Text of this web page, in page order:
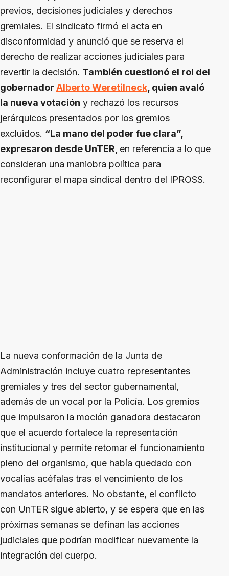
previos, decisiones judiciales y derechos
gremiales. El sindicato firmó el acta en
disconformidad y anunció que se reserva el
derecho de realizar acciones judiciales para
revertir la decisión. También cuestionó el rol del
gobernador Alberto Weretilneck, quien avaló
la nueva votación y rechazó los recursos
jerárquicos presentados por los gremios
excluidos. “La mano del poder fue clara”,
expresaron desde UnTER, en referencia a lo que
consideran una maniobra política para
reconfigurar el mapa sindical dentro del IPROSS.
La nueva conformación de la Junta de
Administración incluye cuatro representantes
gremiales y tres del sector gubernamental,
además de un vocal por la Policía. Los gremios
que impulsaron la moción ganadora destacaron
que el acuerdo fortalece la representación
institucional y permite retomar el funcionamiento
pleno del organismo, que había quedado con
vocalías acéfalas tras el vencimiento de los
mandatos anteriores. No obstante, el conflicto
con UnTER sigue abierto, y se espera que en las
próximas semanas se definan las acciones
judiciales que podrían modificar nuevamente la
integración del cuerpo.